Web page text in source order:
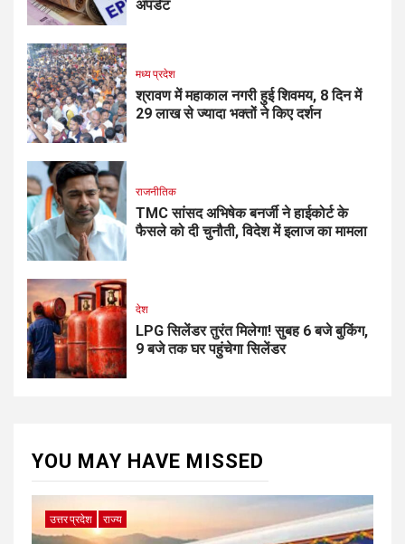
अपडेट
मध्य प्रदेश
श्रावण में महाकाल नगरी हुई शिवमय, 8 दिन में
29 लाख से ज्यादा भक्तों ने किए दर्शन
राजनीतिक
TMC सांसद अभिषेक बनर्जी ने हाईकोर्ट के
फैसले को दी चुनौती, विदेश में इलाज का मामला
देश
LPG सिलेंडर तुरंत मिलेगा! सुबह 6 बजे बुकिंग,
9 बजे तक घर पहुंचेगा सिलेंडर
YOU MAY HAVE MISSED
उत्तर प्रदेश राज्य